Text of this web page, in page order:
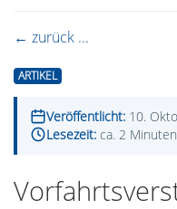
ARTIKEL
Veröffentlicht: 10.
Lesezeit:ca. 2 Minuten
← zurück ...